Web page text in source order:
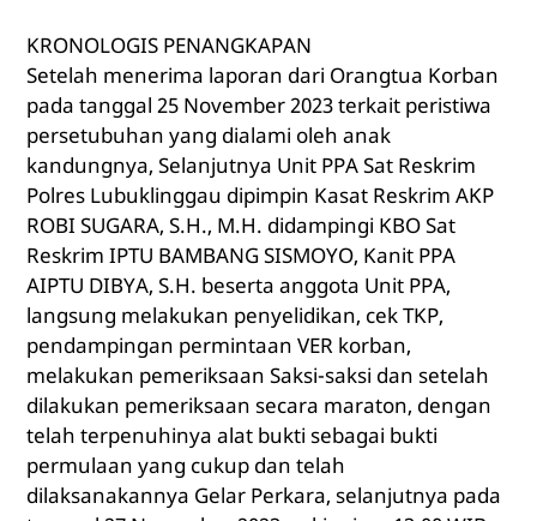
KRONOLOGIS PENANGKAPAN
Setelah menerima laporan dari Orangtua Korban
pada tanggal 25 November 2023 terkait peristiwa
persetubuhan yang dialami oleh anak
kandungnya, Selanjutnya Unit PPA Sat Reskrim
Polres Lubuklinggau dipimpin Kasat Reskrim AKP
ROBI SUGARA, S.H., M.H. didampingi KBO Sat
Reskrim IPTU BAMBANG SISMOYO, Kanit PPA
AIPTU DIBYA, S.H. beserta anggota Unit PPA,
langsung melakukan penyelidikan, cek TKP,
pendampingan permintaan VER korban,
melakukan pemeriksaan Saksi-saksi dan setelah
dilakukan pemeriksaan secara maraton, dengan
telah terpenuhinya alat bukti sebagai bukti
permulaan yang cukup dan telah
dilaksanakannya Gelar Perkara, selanjutnya pada